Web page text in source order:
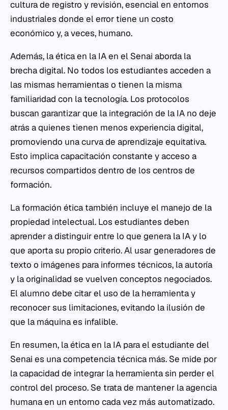
cultura de registro y revisión, esencial en entornos
industriales donde el error tiene un costo
económico y, a veces, humano.
Además, la ética en la IA en el Senai aborda la
brecha digital. No todos los estudiantes acceden a
las mismas herramientas o tienen la misma
familiaridad con la tecnología. Los protocolos
buscan garantizar que la integración de la IA no deje
atrás a quienes tienen menos experiencia digital,
promoviendo una curva de aprendizaje equitativa.
Esto implica capacitación constante y acceso a
recursos compartidos dentro de los centros de
formación.
La formación ética también incluye el manejo de la
propiedad intelectual. Los estudiantes deben
aprender a distinguir entre lo que genera la IA y lo
que aporta su propio criterio. Al usar generadores de
texto o imágenes para informes técnicos, la autoría
y la originalidad se vuelven conceptos negociados.
El alumno debe citar el uso de la herramienta y
reconocer sus limitaciones, evitando la ilusión de
que la máquina es infalible.
En resumen, la ética en la IA para el estudiante del
Senai es una competencia técnica más. Se mide por
la capacidad de integrar la herramienta sin perder el
control del proceso. Se trata de mantener la agencia
humana en un entorno cada vez más automatizado.